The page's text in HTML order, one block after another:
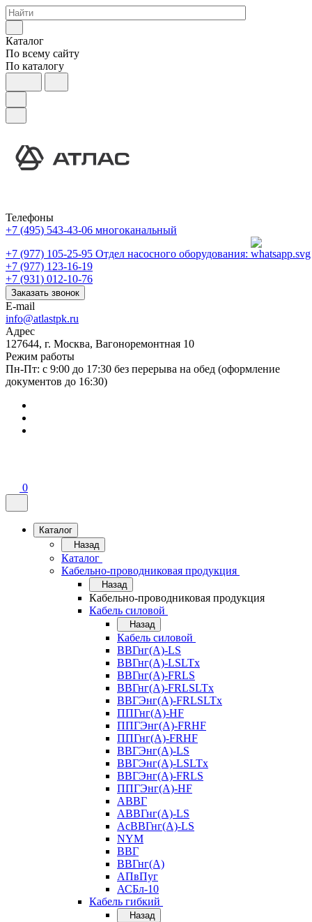
Каталог
По всему сайту
По каталогу
Телефоны
+7 (495) 543-43-06 многоканальный
+7 (977) 105-25-95 Отдел насосного оборудования:
+7 (977) 123-16-19
+7 (931) 012-10-76
Заказать звонок
E-mail
info@atlastpk.ru
Адрес
127644, г. Москва, Вагоноремонтная 10
Режим работы
Пн-Пт: с 9:00 до 17:30 без перерыва на обед (оформление
документов до 16:30)
0
Каталог
Назад
Каталог
Кабельно-проводниковая продукция
Назад
Кабельно-проводниковая продукция
Кабель силовой
Назад
Кабель силовой
ВВГнг(А)-LS
ВВГнг(А)-LSLTx
ВВГнг(А)-FRLS
ВВГнг(А)-FRLSLTx
ВВГЭнг(А)-FRLSLTx
ППГнг(А)-HF
ППГЭнг(А)-FRHF
ППГнг(А)-FRHF
ВВГЭнг(А)-LS
ВВГЭнг(А)-LSLTx
ВВГЭнг(А)-FRLS
ППГЭнг(А)-HF
АВВГ
АВВГнг(А)-LS
АсВВГнг(А)-LS
NYM
ВВГ
ВВГнг(А)
АПвПуг
АСБл-10
Кабель гибкий
Назад